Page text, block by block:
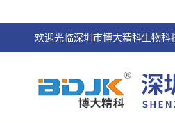
欢迎光临深圳市博大精科生物科